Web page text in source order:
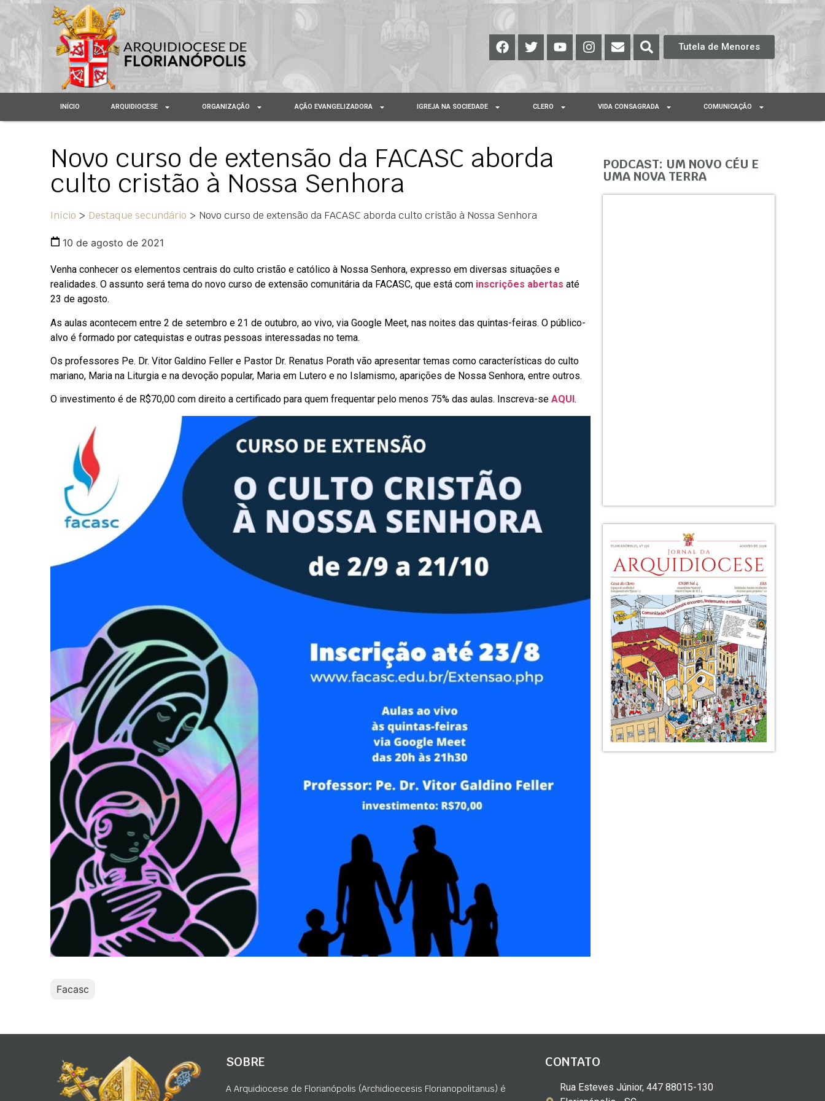
Tutela de Menores
INÍCIO ARQUIDIOCESE ORGANIZAÇÃO AÇÃO EVANGELIZADORA IGREJA NA SOCIEDADE CLERO VIDA CONSAGRADA COMUNICAÇÃO
Novo curso de extensão da FACASC aborda
culto cristão à Nossa Senhora
Início > Destaque secundário > Novo curso de extensão da FACASC aborda culto cristão à Nossa Senhora
10 de agosto de 2021
Venha conhecer os elementos centrais do culto cristão e católico à Nossa Senhora, expresso em diversas situações e
realidades. O assunto será tema do novo curso de extensão comunitária da FACASC, que está com inscrições abertas até
23 de agosto.
As aulas acontecem entre 2 de setembro e 21 de outubro, ao vivo, via Google Meet, nas noites das quintas-feiras. O público-
alvo é formado por catequistas e outras pessoas interessadas no tema.
Os professores Pe. Dr. Vitor Galdino Feller e Pastor Dr. Renatus Porath vão apresentar temas como características do culto
mariano, Maria na Liturgia e na devoção popular, Maria em Lutero e no Islamismo, aparições de Nossa Senhora, entre outros.
O investimento é de R$70,00 com direito a certificado para quem frequentar pelo menos 75% das aulas. Inscreva-se AQUI .
Facasc
PODCAST: UM NOVO CÉU E
UMA NOVA TERRA
SOBRE
A Arquidiocese de Florianópolis (Archidioecesis Florianopolitanus) é
CONTATO
Rua Esteves Júnior, 447 88015-130